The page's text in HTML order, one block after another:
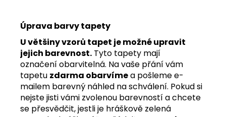
Úprava barvy tapety
U většiny vzorů tapet je možné upravit
jejich barevnost. Tyto tapety mají
označení obarvitelná. Na vaše přání vám
tapetu zdarma obarvímea pošleme e-
mailem barevný náhled na schválení. Pokud si
nejste jisti vámi zvolenou barevností a chcete
se přesvědčit, jestli je hráškově zelená